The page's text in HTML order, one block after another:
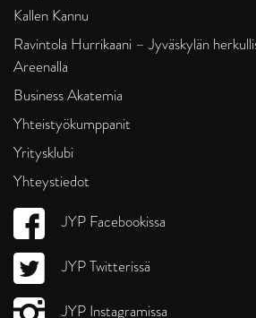
Kallen Kannu
Ravintola Hurrikaani – Jyväskylän
Areenalla
Business Akatemia
Yhteistyökumppanit
Yritysklubi
Yhteystiedot
JYP Facebookissa
JYP Twitterissä
JYP Instagramissa